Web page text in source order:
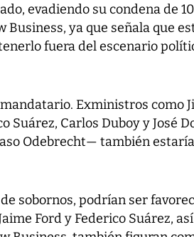
evadiendo su condena de
Business, ya que señala que
fuera del escenario
Exministros como
Suárez, Carlos Duboy y José
Odebrecht— también
sobornos, podrían ser
Ford y Federico Suárez,